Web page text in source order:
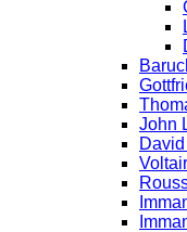
John